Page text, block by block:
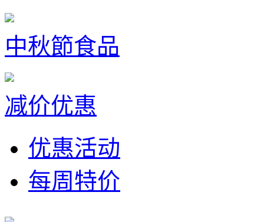
中秋節食品
减价优惠
优惠活动
每周特价